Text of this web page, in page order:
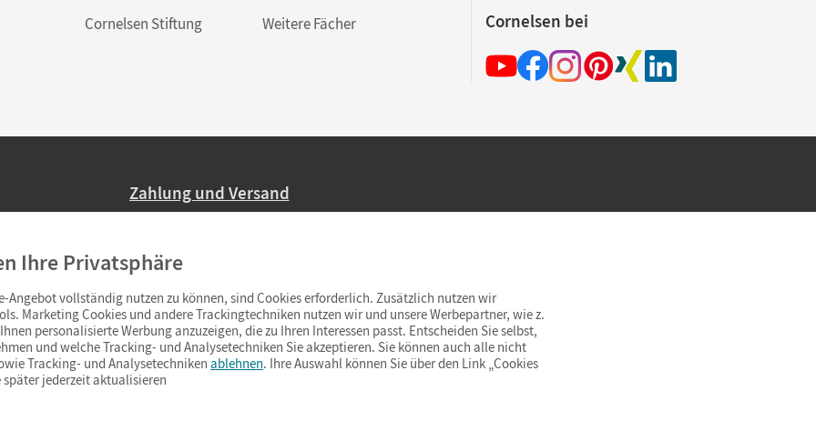
Cornelsen Stiftung
Weitere Fächer
Cornelsen bei
Zahlung und Versand
Ab 59,– EUR Bestellwert liefern wir versandkostenfrei innerhalb Deutschlands
(Lieferung in 3–6 Tagen).
Ihre Privatsphäre
Angebot vollständig nutzen zu können, sind Cookies erforderlich. Zusätzlich nutzen wir
Marketing Cookies und andere Trackingtechniken nutzen wir und unsere Werbepartner, wie z.
personalisierte Werbung anzuzeigen, die zu Ihren Interessen passt. Entscheiden Sie selbst,
und welche Tracking- und Analysetechniken Sie akzeptieren. Sie können auch alle nicht
Tracking- und Analysetechniken ablehnen. Ihre Auswahl können Sie über den Link „Cookies
später jederzeit aktualisieren